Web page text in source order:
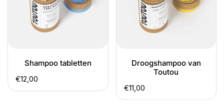
Shampoo tabletten
Normale
prijs
€12,00
Droogshampoo van
Toutou
Normale
prijs
€11,00